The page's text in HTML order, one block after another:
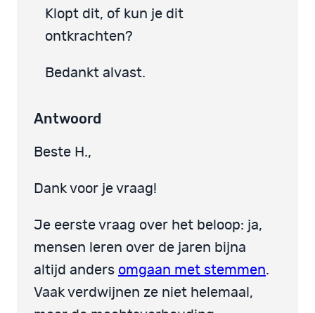
Klopt dit, of kun je dit
ontkrachten?
Bedankt alvast.
Antwoord
Beste H.,
Dank voor je vraag!
Je eerste vraag over het beloop: ja,
mensen leren over de jaren bijna
altijd anders omgaan met stemmen.
Vaak verdwijnen ze niet helemaal,